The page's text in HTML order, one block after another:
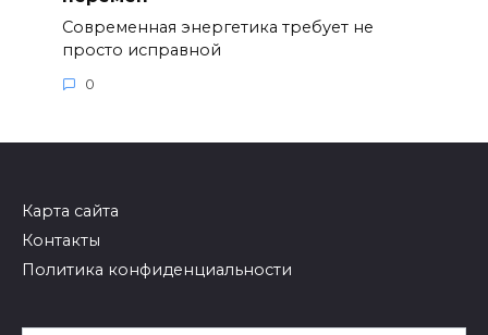
Современная энергетика требует не
просто исправной
0
Карта сайта
Контакты
Политика конфиденциальности